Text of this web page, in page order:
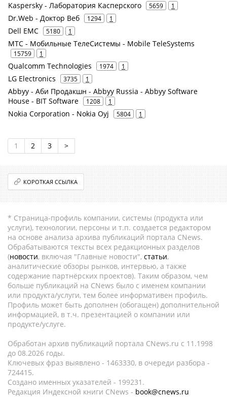
Kaspersky - Лаборатория Касперского 5659 1
Dr.Web - Доктор Веб 1294 1
Dell EMC 5180 1
МТС - Мобильные ТелеСистемы - Mobile TeleSystems
15759 1
Qualcomm Technologies 1974 1
LG Electronics 3735 1
Abbyy - Аби Продакшн - Abbyy Russia - Abbyy Software
House - BIT Software
1208 1
Nokia Corporation - Nokia Oyj 5804 1
1 2 3 >
КОРОТКАЯ ССЫЛКА
* Страница-профиль компании, системы (продукта или
услуги), технологии, персоны и т.п. создается редактором
на основе анализа архива публикаций портала CNews.
Обрабатываются тексты всех редакционных разделов
(новости, включая "Главные новости", статьи,
аналитические обзоры рынков, интервью, а также
содержание партнёрских проектов). Таким образом, чем
больше публикаций на CNews было с именем компании
или продукта/услуги, тем более информативен профиль.
Профиль может быть дополнен (обогащен) дополнительной
информацией, в т.ч. презентацией о компании или
продукте/услуге.
Обработан архив публикаций портала CNews.ru c 11.1998
до 08.2026 годы.
Ключевых фраз выявлено - 1463330, в очереди разбора -
724415.
Создано именных указателей - 199231.
Редакция Индексной книги CNews - book@cnews.ru